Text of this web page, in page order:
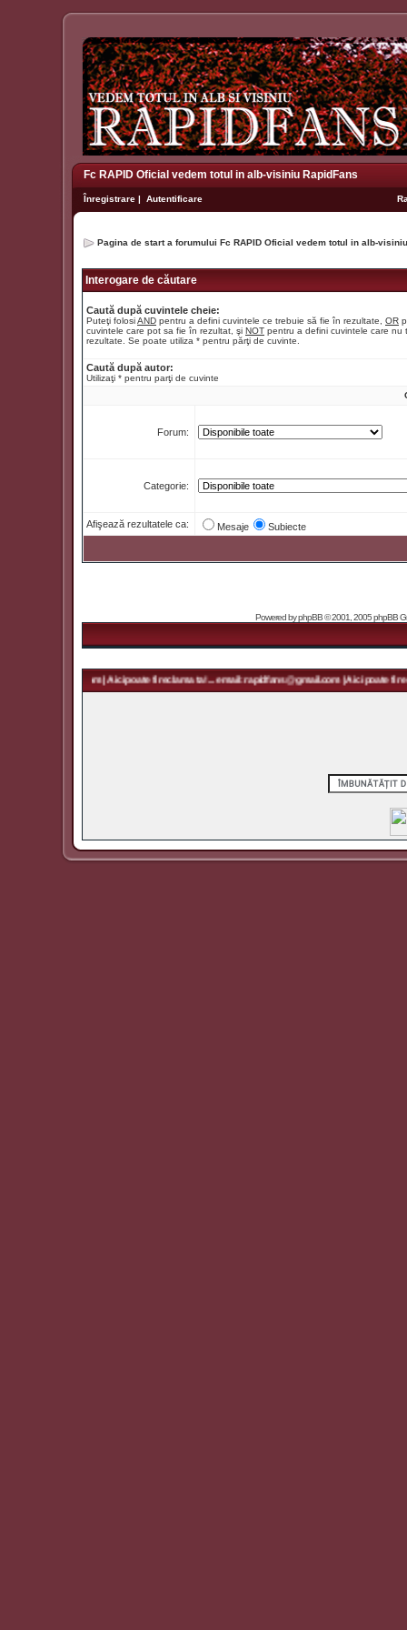
Fc RAPID Oficial vedem totul in alb-visiniu RapidFans
Înregistrare | Autentificare
Pagina de start a forumului Fc RAPID Oficial vedem totul in alb-
Interogare de căutare
Caută după cuvintele cheie:
Puteţi folosiAND pentru a defini cuvintele ce trebuie să fie în rezultate, OR
cuvintele care pot sa fie în rezultat, şi NOT pentru a defini cuvintele care nu
rezultate. Se poate utiliza * pentru părţi de cuvinte.
Caută după autor:
Utilizaţi * pentru parţi de cuvinte
Forum:
Categorie:
Afişează rezultatele ca: Mesaje Subiecte
Powered byphpBB© 2001, 2005 phpBB
| Aici poate fi reclama ta! ... email: rapidfans@gmail.com | Aici poate fi